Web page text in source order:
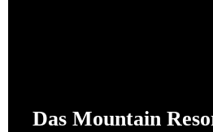
Das Mountain